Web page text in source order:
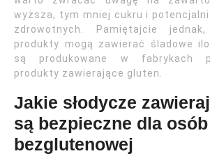
wyższa, tym mniej cukru i
zdrowotnych. Pamiętajcie
produkty mogą zawierać śladowe
są produkowane w fabrykach
produkty zawierające gluten.
Jakie słodycze
są bezpieczne dla
bezglutenowej